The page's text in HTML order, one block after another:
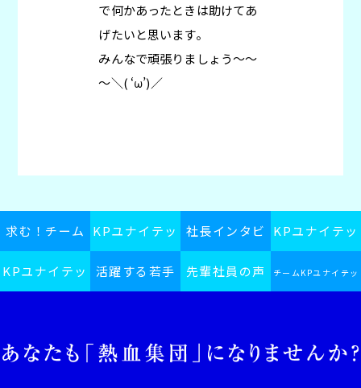
で何かあったときは助けてあ
げたいと思います。
みんなで頑張りましょう～～
～＼( ‘ω’)／
求む！チーム
KPユナイテッ
KPユナイテッ
ドグループス
社長インタビ
ュー
KPユナイテッ
ドグループの
KPユナイテッ
用ブログ
活躍する若手 先輩社員の声 チームKPユナイテッ
メーション